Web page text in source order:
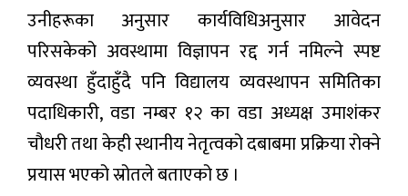
उनीहरूका अनुसार कार्यविधिअनुसार आवेदन
परिसकेको अवस्थामा विज्ञापन रद्द गर्न नमिल्ने स्पष्ट
व्यवस्था हुँदाहुँदै पनि विद्यालय व्यवस्थापन समितिका
पदाधिकारी, वडा नम्बर १२ का वडा अध्यक्ष उमाशंकर
चौधरी तथा केही स्थानीय नेतृत्वको दबाबमा प्रक्रिया रोक्ने
प्रयास भएको स्रोतले बताएको छ ।